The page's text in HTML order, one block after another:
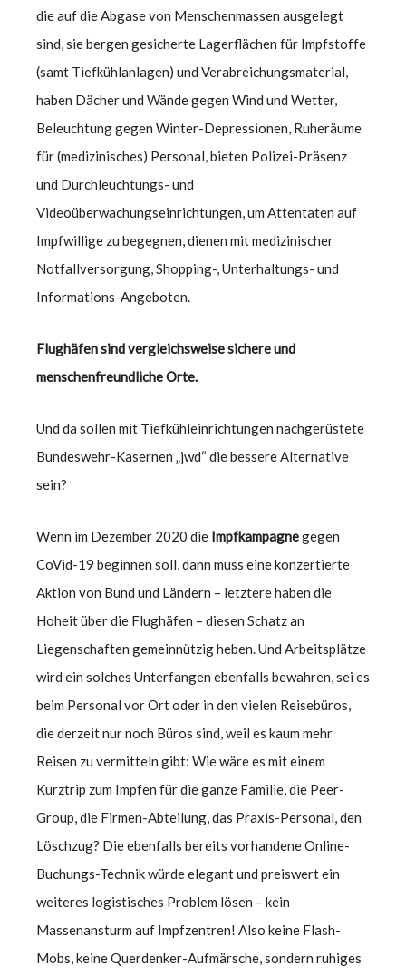
die auf die Abgase von Menschenmassen ausgelegt
sind, sie bergen gesicherte Lagerflächen für Impfstoffe
(samt Tiefkühlanlagen) und Verabreichungsmaterial,
haben Dächer und Wände gegen Wind und Wetter,
Beleuchtung gegen Winter-Depressionen, Ruheräume
für (medizinisches) Personal, bieten Polizei-Präsenz
und Durchleuchtungs- und
Videoüberwachungseinrichtungen, um Attentaten auf
Impfwillige zu begegnen, dienen mit medizinischer
Notfallversorgung, Shopping-, Unterhaltungs- und
Informations-Angeboten.
Flughäfen sind vergleichsweise sichere und
menschenfreundliche Orte.
Und da sollen mit Tiefkühleinrichtungen nachgerüstete
Bundeswehr-Kasernen „jwd“ die bessere Alternative
sein?
Wenn im Dezember 2020 die Impfkampagnegegen
CoVid-19 beginnen soll, dann muss eine konzertierte
Aktion von Bund und Ländern – letztere haben die
Hoheit über die Flughäfen – diesen Schatz an
Liegenschaften gemeinnützig heben. Und Arbeitsplätze
wird ein solches Unterfangen ebenfalls bewahren, sei es
beim Personal vor Ort oder in den vielen Reisebüros,
die derzeit nur noch Büros sind, weil es kaum mehr
Reisen zu vermitteln gibt: Wie wäre es mit einem
Kurztrip zum Impfen für die ganze Familie, die Peer-
Group, die Firmen-Abteilung, das Praxis-Personal, den
Löschzug? Die ebenfalls bereits vorhandene Online-
Buchungs-Technik würde elegant und preiswert ein
weiteres logistisches Problem lösen – kein
Massenansturm auf Impfzentren! Also keine Flash-
Mobs, keine Querdenker-Aufmärsche, sondern ruhiges